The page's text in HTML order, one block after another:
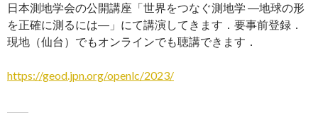
日本測地学会の公開講座「世界をつなぐ測地学 ―地球の形
を正確に測るには―」にて講演してきます．要事前登録．
現地（仙台）でもオンラインでも聴講できます．
https://geod.jpn.org/openlc/2023/